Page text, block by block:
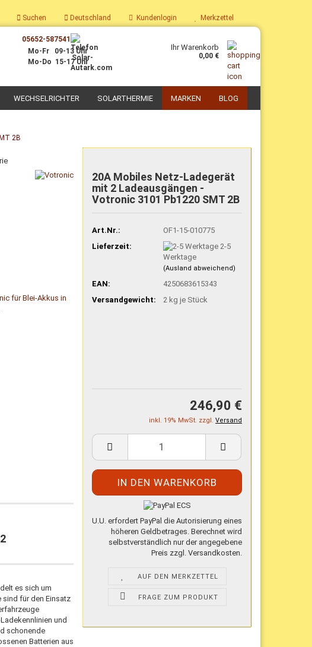
Suchen Deutschland Kundenlogin Merkzettel
05652-587541
Mo-Fr 09-13 Uhr
Mo-Do 15-17 Uhr
Ihr Warenkorb
0,00 €
WECHSELRICHTER SOLARTHERMIE
PV-Boiler
Nachrüst-Sets PV-Thermie
Zubehör für PV-Thermie
Parabolkocher
Solar-Kochgeschirr
MARKEN BLOG
2B
20A Mobiles Netz-Ladegerät
mit 2 Ladeausgängen -
Votronic 3101 Pb1220 SMT 2B
Art.Nr.:
OF1-15-010775
Lieferzeit:
2-5
Werktage
(Ausland abweichend)
EAN:
4250683615343
Versandgewicht:
2 kg je Stück
246,90 €
inkl. 19% MwSt. zzgl. Versand
U.U. erfordert PayPal die Autorisierung eines
höheren Geldbetrages. Berechnet wird
selbstverständlich nur der angegebene
Preis zzgl. Versandkosten.
AUF DEN MERKZETTEL
FRAGE ZUM PRODUKT
es sich um
sind für den Einsatz
und
schonende
Batterien aus